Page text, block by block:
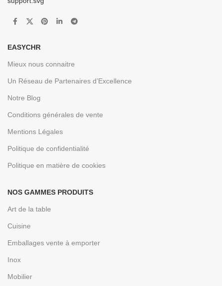
EASYCHR
Mieux nous connaitre
Un Réseau de Partenaires d’Excellence
Notre Blog
Conditions générales de vente
Mentions Légales
Politique de confidentialité
Politique en matière de cookies
NOS GAMMES PRODUITS
Art de la table
Cuisine
Emballages vente à emporter
Inox
Mobilier